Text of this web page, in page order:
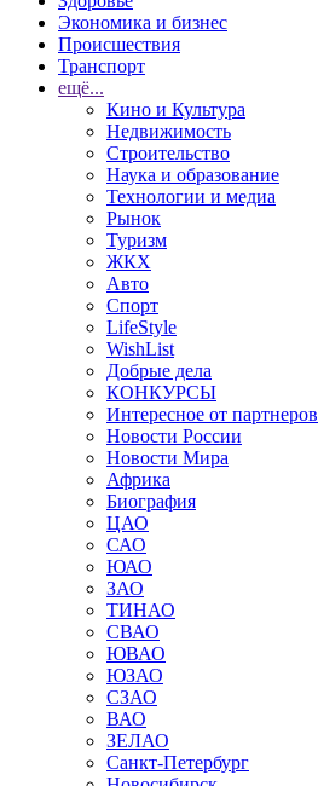
Экономика и бизнес
Происшествия
Транспорт
ещё...
Кино и Культура
Недвижимость
Строительство
Наука и образование
Технологии и медиа
Рынок
Туризм
ЖКХ
Авто
Спорт
LifeStyle
WishList
Добрые дела
КОНКУРСЫ
Интересное от партнеров
Новости России
Новости Мира
Африка
Биография
ЦАО
САО
ЮАО
ЗАО
ТИНАО
СВАО
ЮВАО
ЮЗАО
СЗАО
ВАО
ЗЕЛАО
Санкт-Петербург